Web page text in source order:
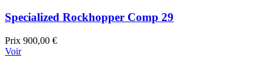
Specialized Rockhopper Comp 29
Prix 900,00 €
Voir